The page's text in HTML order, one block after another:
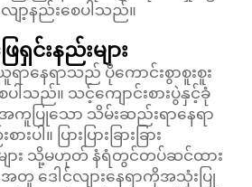
ော့နည်းစေပါသည်။
ရှင်းနည်းများ
ာနေရာသည် ပိုကောင်းစွာစူးစူး
ါသည်။ သင့်ကျောင်းစားပွဲနှင့်ခုံ
ပြုသော သိမ်းဆည်းရာနေရာ
ါ။ ပြားပြားခြားခြား
ျား သို့မဟုတ် နံရံတွင်တပ်ဆင်ထား
အတူ ဒေါင်လျားနေရာကိုအသုံးပြု